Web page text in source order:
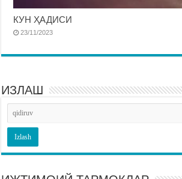
КУН ҲАДИСИ
23/11/2023
ИЗЛАШ